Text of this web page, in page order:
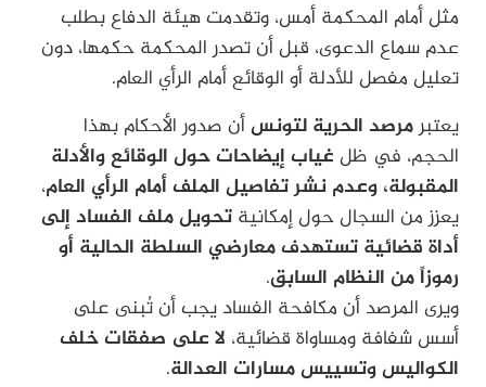
مثل أمام المحكمة أمس، وتقدمت هيئة الدفاع بطلب
عدم سماع الدعوى، قبل أن تصدر المحكمة حكمها، دون
تعليل مفصل للأدلة أو الوقائع أمام الرأي العام.
يعتبرمرصد الحرية لتونسأن صدور الأحكام بهذا
الحجم، في ظل غياب إيضاحات حول الوقائع والأدلة
المقبولة، وعدم نشر تفاصيل الملف أمام الرأي العام،
يعزز من السجال حول إمكانية تحويل ملف الفساد إلى
أداة قضائية تستهدف معارضي السلطة الحالية أو
رموزاً من النظام السابق.
ويرى المرصد أن مكافحة الفساد يجب أن تُبنى على
أسس شفافة ومساواة قضائية، لا على صفقات خلف
الكواليس وتسييس مسارات العدالة.